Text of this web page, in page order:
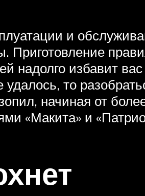
и
надолго избавит
то
начиная от
«Макита» и